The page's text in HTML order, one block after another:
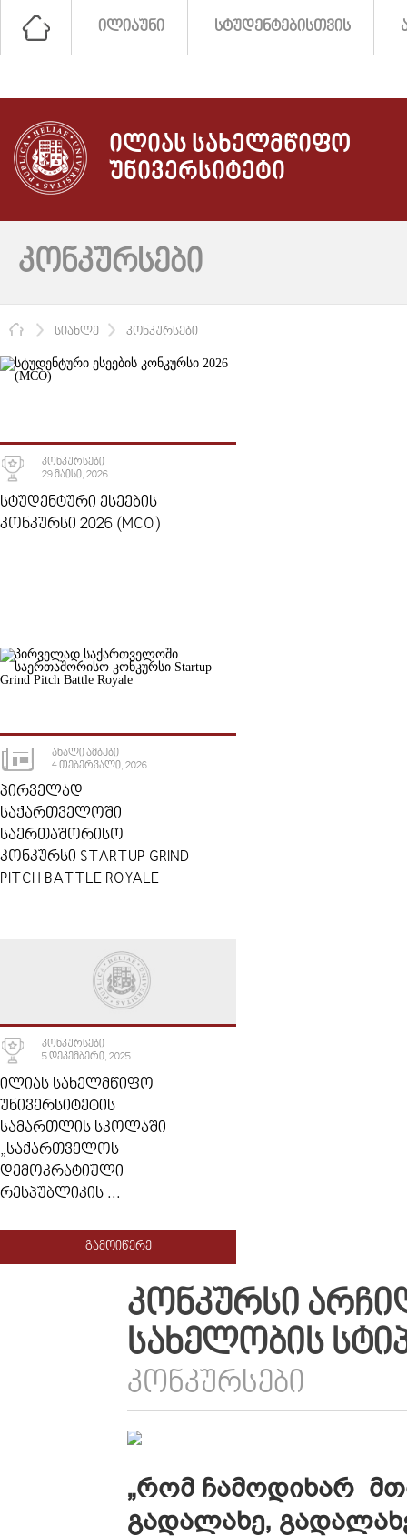
ᲘᲚᲘᲐᲣᲜᲘ ᲡᲢᲣᲓᲔᲜᲢᲔᲑᲘᲡᲗᲕᲘᲡ
ᲘᲚᲘᲐᲡ ᲡᲐᲮᲔᲚᲛᲬᲘᲤᲝ
ᲣᲜᲘᲕᲔᲠᲡᲘᲢᲔᲢᲘ
ᲙᲝᲜᲙᲣᲠᲡᲔᲑᲘ
ᲛᲗᲐᲕᲐᲠᲘ
ᲡᲘᲐᲮᲚᲔ ᲙᲝᲜᲙᲣᲠᲡᲔᲑᲘ
ᲙᲝᲜᲙᲣᲠᲡᲔᲑᲘ
29 ᲛᲐᲘᲡᲘ, 2026
ᲡᲢᲣᲓᲔᲜᲢᲣᲠᲘ ᲔᲡᲔᲔᲑᲘᲡ
ᲙᲝᲜᲙᲣᲠᲡᲘ 2026 (MCO)
ᲐᲮᲐᲚᲘ ᲐᲛᲑᲔᲑᲘ
4 ᲗᲔᲑᲔᲠᲕᲐᲚᲘ, 2026
ᲞᲘᲠᲕᲔᲚᲐᲓ
ᲡᲐᲥᲐᲠᲗᲕᲔᲚᲝᲨᲘ
ᲡᲐᲔᲠᲗᲐᲨᲝᲠᲘᲡᲝ
ᲙᲝᲜᲙᲣᲠᲡᲘ STARTUP GRIND
PITCH BATTLE ROYALE
ᲙᲝᲜᲙᲣᲠᲡᲔᲑᲘ
5 ᲓᲔᲙᲔᲛᲑᲔᲠᲘ, 2025
ᲘᲚᲘᲐᲡ ᲡᲐᲮᲔᲚᲛᲬᲘᲤᲝ
ᲣᲜᲘᲕᲔᲠᲡᲘᲢᲔᲢᲘᲡ
ᲡᲐᲛᲐᲠᲗᲚᲘᲡ ᲡᲙᲝᲚᲐᲨᲘ
„ᲡᲐᲥᲐᲠᲗᲕᲔᲚᲝᲡ
ᲓᲔᲛᲝᲙᲠᲐᲢᲘᲣᲚᲘ
ᲠᲔᲡᲞᲣᲑᲚᲘᲙᲘᲡ ...
ᲒᲐᲛᲝᲘᲬᲔᲠᲔ
ᲙᲝᲜᲙᲣᲠᲡᲘ
ᲡᲐᲮᲔᲚᲝᲑᲘᲡ
ᲙᲝᲜᲙᲣᲠᲡᲔᲑᲘ
„რომ ჩამოდიხარ
გადალახე,